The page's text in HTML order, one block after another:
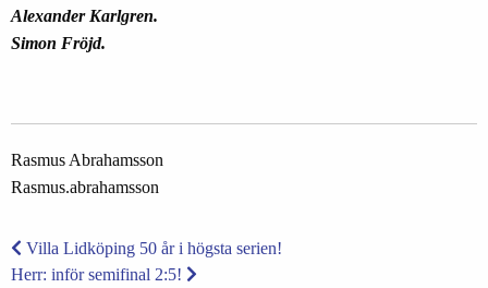
Alexander Karlgren.
Simon Fröjd.
Rasmus Abrahamsson
Rasmus.abrahamsson
Villa Lidköping 50 år i högsta serien!
Herr: inför semifinal 2:5!